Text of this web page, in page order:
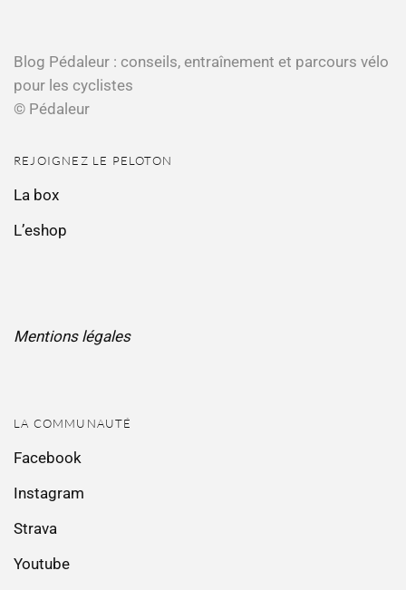
Blog Pédaleur : conseils, entraînement et parcours vélo
pour les cyclistes
© Pédaleur
REJOIGNEZ LE PELOTON
La box
L’eshop
Mentions légales
LA COMMUNAUTÉ
Facebook
Instagram
Strava
Youtube